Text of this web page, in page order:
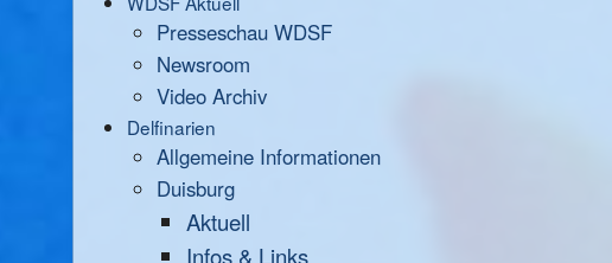
Presseschau WDSF
Newsroom
Video Archiv
Delfinarien
Allgemeine Informationen
Duisburg
Aktuell
Infos & Links